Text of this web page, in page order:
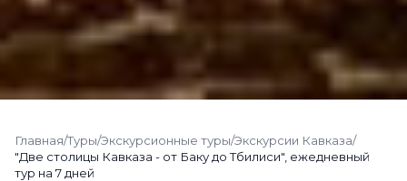
Главная/Туры/Экскурсионные туры/Экскурсии Кавказа/
"Две столицы Кавказа - от Баку до Тбилиси", ежедневный
тур на 7 дней